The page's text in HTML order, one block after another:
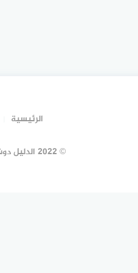
الرئيسية
© 2022 الدليل دوت كوم | من تطوير الدليل دوت كوم